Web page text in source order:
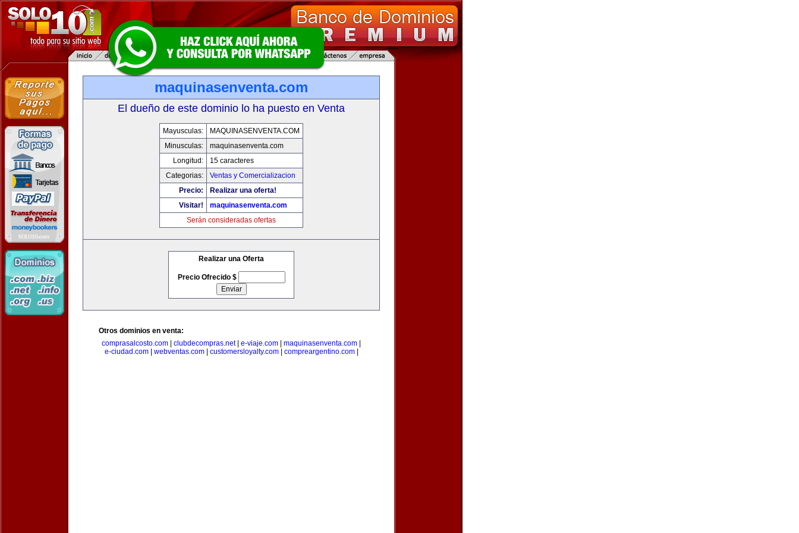
maquinasenventa.com
El dueño de este dominio lo ha puesto en Venta
Mayusculas:
MAQUINASENVENTA.COM
Minusculas:
maquinasenventa.com
Longitud:
15 caracteres
Categorias:
Ventas y Comercializacion
Precio:
Realizar una oferta!
Visitar!
maquinasenventa.com
Serán consideradas ofertas
Realizar una Oferta
Precio Ofrecido $
Otros dominios en venta:
comprasalcosto.com
clubdecompras.net| e-viaje.com maquinasenventa.com
e-ciudad.com| webventas.com| customersloyalty.com| compreargentino.com|